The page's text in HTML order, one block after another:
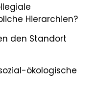
Hierarchien?
den Standort
ökologische